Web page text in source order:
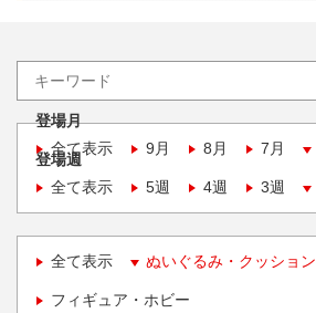
登場月
全て表示
9月 8月 7月
登場週
全て表示
5週 4週 3週
全て表示 ぬいぐるみ・クッション
フィギュア・ホビー